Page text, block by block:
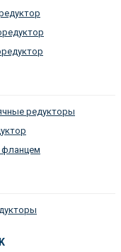
редукторы
фланцем